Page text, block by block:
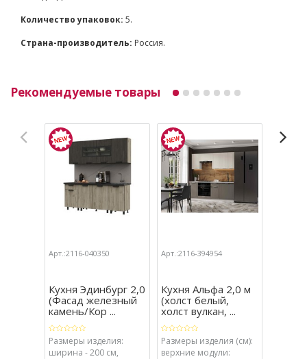
Количество упаковок: 5.
Страна-производитель: Россия.
Рекомендуемые товары
Арт.:2116-040350
Кухня Эдинбург 2,0
(Фасад железный
камень/Кор ...
Размеры изделия:
ширина - 200 см,
Арт.:2116-394954
Кухня Альфа 2,0 м
(холст белый,
холст вулкан, ...
Размеры изделия (см):
верхние модули: